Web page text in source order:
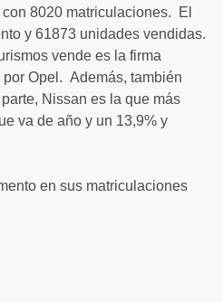
8020 matriculaciones. El
y 61873 unidades vendidas.
vende es la firma
Opel. Además, también
Nissan es la que más
va de año y un 13,9% y
en sus matriculaciones